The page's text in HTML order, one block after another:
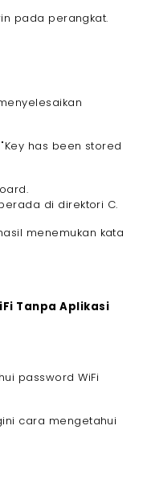
pada perangkat.
has been stored
di direktori C.
menemukan kata
Tanpa Aplikasi
password WiFi
cara mengetahui